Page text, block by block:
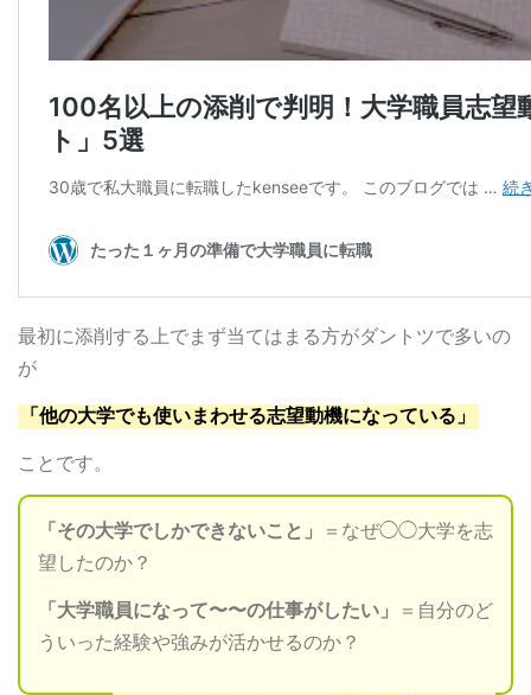
最初に添削する上でまず当てはまる方がダントツで多いの
が
「他の大学でも使いまわせる志望動機になっている」
ことです。
「その大学でしかできないこと」 ＝なぜ◯◯大学を志
望したのか？
「大学職員になって〜〜の仕事がしたい」 ＝自分のど
ういった経験や強みが活かせるのか？